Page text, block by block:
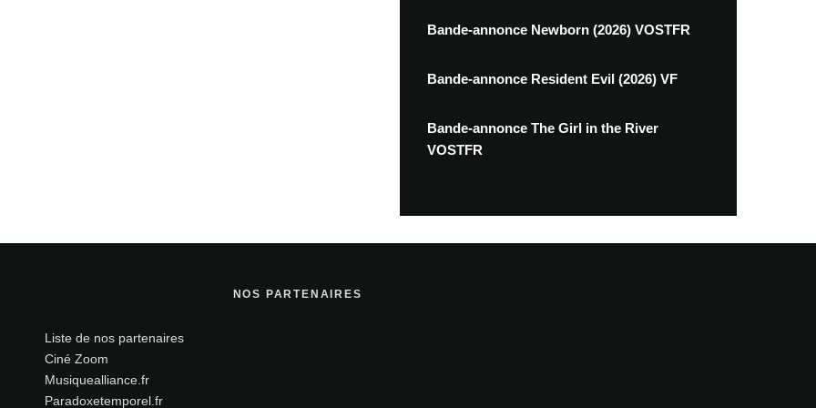
Bande-annonce Newborn (2026) VOSTFR
Bande-annonce Resident Evil (2026) VF
Bande-annonce The Girl in the River
VOSTFR
NOS PARTENAIRES
Liste de nos partenaires
Ciné Zoom
Musiquealliance.fr
Paradoxetemporel.fr